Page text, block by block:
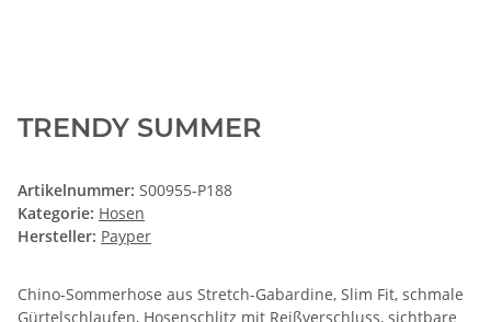
TRENDY SUMMER
Artikelnummer: S00955-P188
Kategorie: Hosen
Hersteller: Payper
Chino-Sommerhose aus Stretch-Gabardine, Slim Fit, schmale
Gürtelschlaufen, Hosenschlitz mit Reißverschluss, sichtbare